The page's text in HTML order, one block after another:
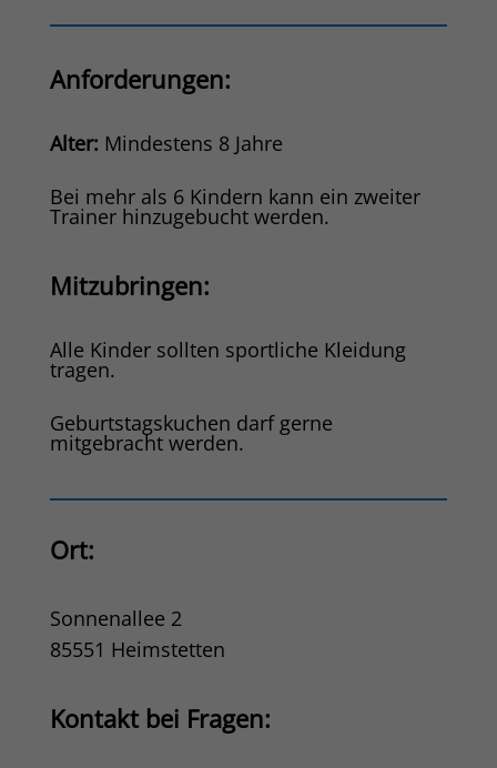
Anforderungen:
Alter: Mindestens 8 Jahre
Bei mehr als 6 Kindern kann ein zweiter
Trainer hinzugebucht werden.
Mitzubringen:
Alle Kinder sollten sportliche Kleidung
tragen.
Geburtstagskuchen darf gerne
mitgebracht werden.
Ort:
Sonnenallee 2
85551 Heimstetten
Kontakt bei Fragen: